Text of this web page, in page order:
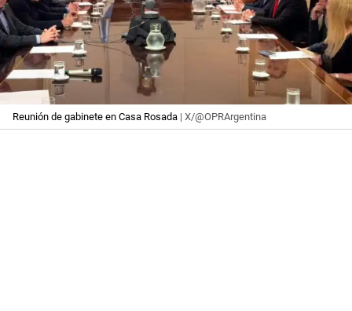
Reunión de gabinete en Casa Rosada | X/@OPRArgentina